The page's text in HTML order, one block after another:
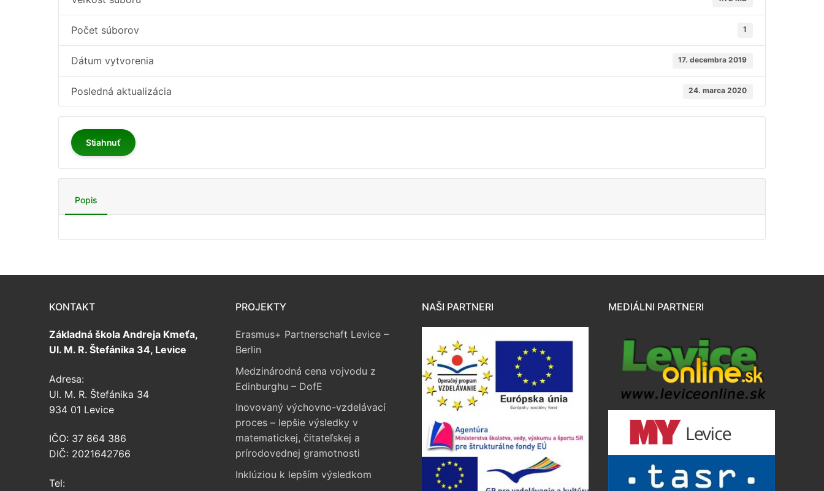
Počet súborov 1
Dátum vytvorenia 17. decembra 2019
Posledná aktualizácia 24. marca 2020
Stiahnuť
Popis
KONTAKT
Základná škola Andreja Kmeťa,
Ul. M. R. Štefánika 34, Levice
Adresa:
Ul. M. R. Štefánika 34
934 01 Levice
IČO: 37 864 386
DIČ: 2021642766
Tel:
PROJEKTY
Erasmus+ Partnerschaft Levice –
Berlin
Medzinárodná cena vojvodu z
Edinburghu – DofE
Inovovaný výchovno-vzdelávací
proces – lepšie výsledky v
matematickej, čitateľskej a
prírodovednej gramotnosti
Inklúziou k lepším výsledkom
NAŠI PARTNERI MEDIÁLNI PARTNERI